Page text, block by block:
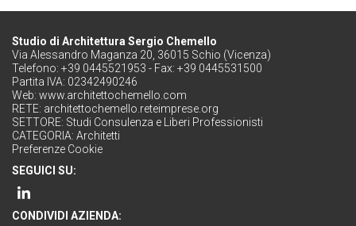
Studio di Architettura Sergio Chemello
Via Alessandro Maganza 20, 36015 Schio (Vicenza)
Telefono: +39 0445521953 - Fax: +39 0445531500
Partita IVA: 02342490246
Web: www.architettochemello.com
RETE: architettochemello.reteimprese.org
SETTORE: Studi Consulenza e Liberi Professionisti
CATEGORIA: Architetti
Preferenze Cookie
SEGUICI SU:
CONDIVIDI AZIENDA: